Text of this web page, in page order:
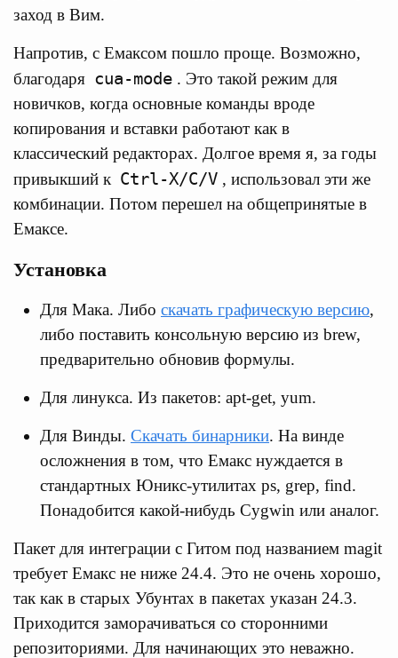
заход в Вим.
Напротив, с Емаксом пошло проще. Возможно,
благодаря cua-mode . Это такой режим для
новичков, когда основные команды вроде
копирования и вставки работают как в
классический редакторах. Долгое время я, за годы
привыкший к Ctrl-X/C/V , использовал эти же
комбинации. Потом перешел на общепринятые в
Емаксе.
Установка
Для Мака. Либо скачать графическую версию,
либо поставить консольную версию из brew,
предварительно обновив формулы.
Для линукса. Из пакетов: apt-get, yum.
Для Винды. Скачать бинарники. На винде
осложнения в том, что Емакс нуждается в
стандартных Юникс-утилитах ps, grep, find.
Понадобится какой-нибудь Cygwin или аналог.
Пакет для интеграции с Гитом под названием magit
требует Емакс не ниже 24.4. Это не очень хорошо,
так как в старых Убунтах в пакетах указан 24.3.
Приходится заморачиваться со сторонними
репозиториями. Для начинающих это неважно.